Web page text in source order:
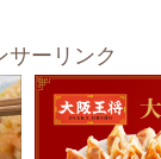
サーリンク